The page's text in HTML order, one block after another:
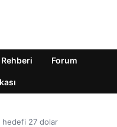
Forum
hedefi 27 dolar